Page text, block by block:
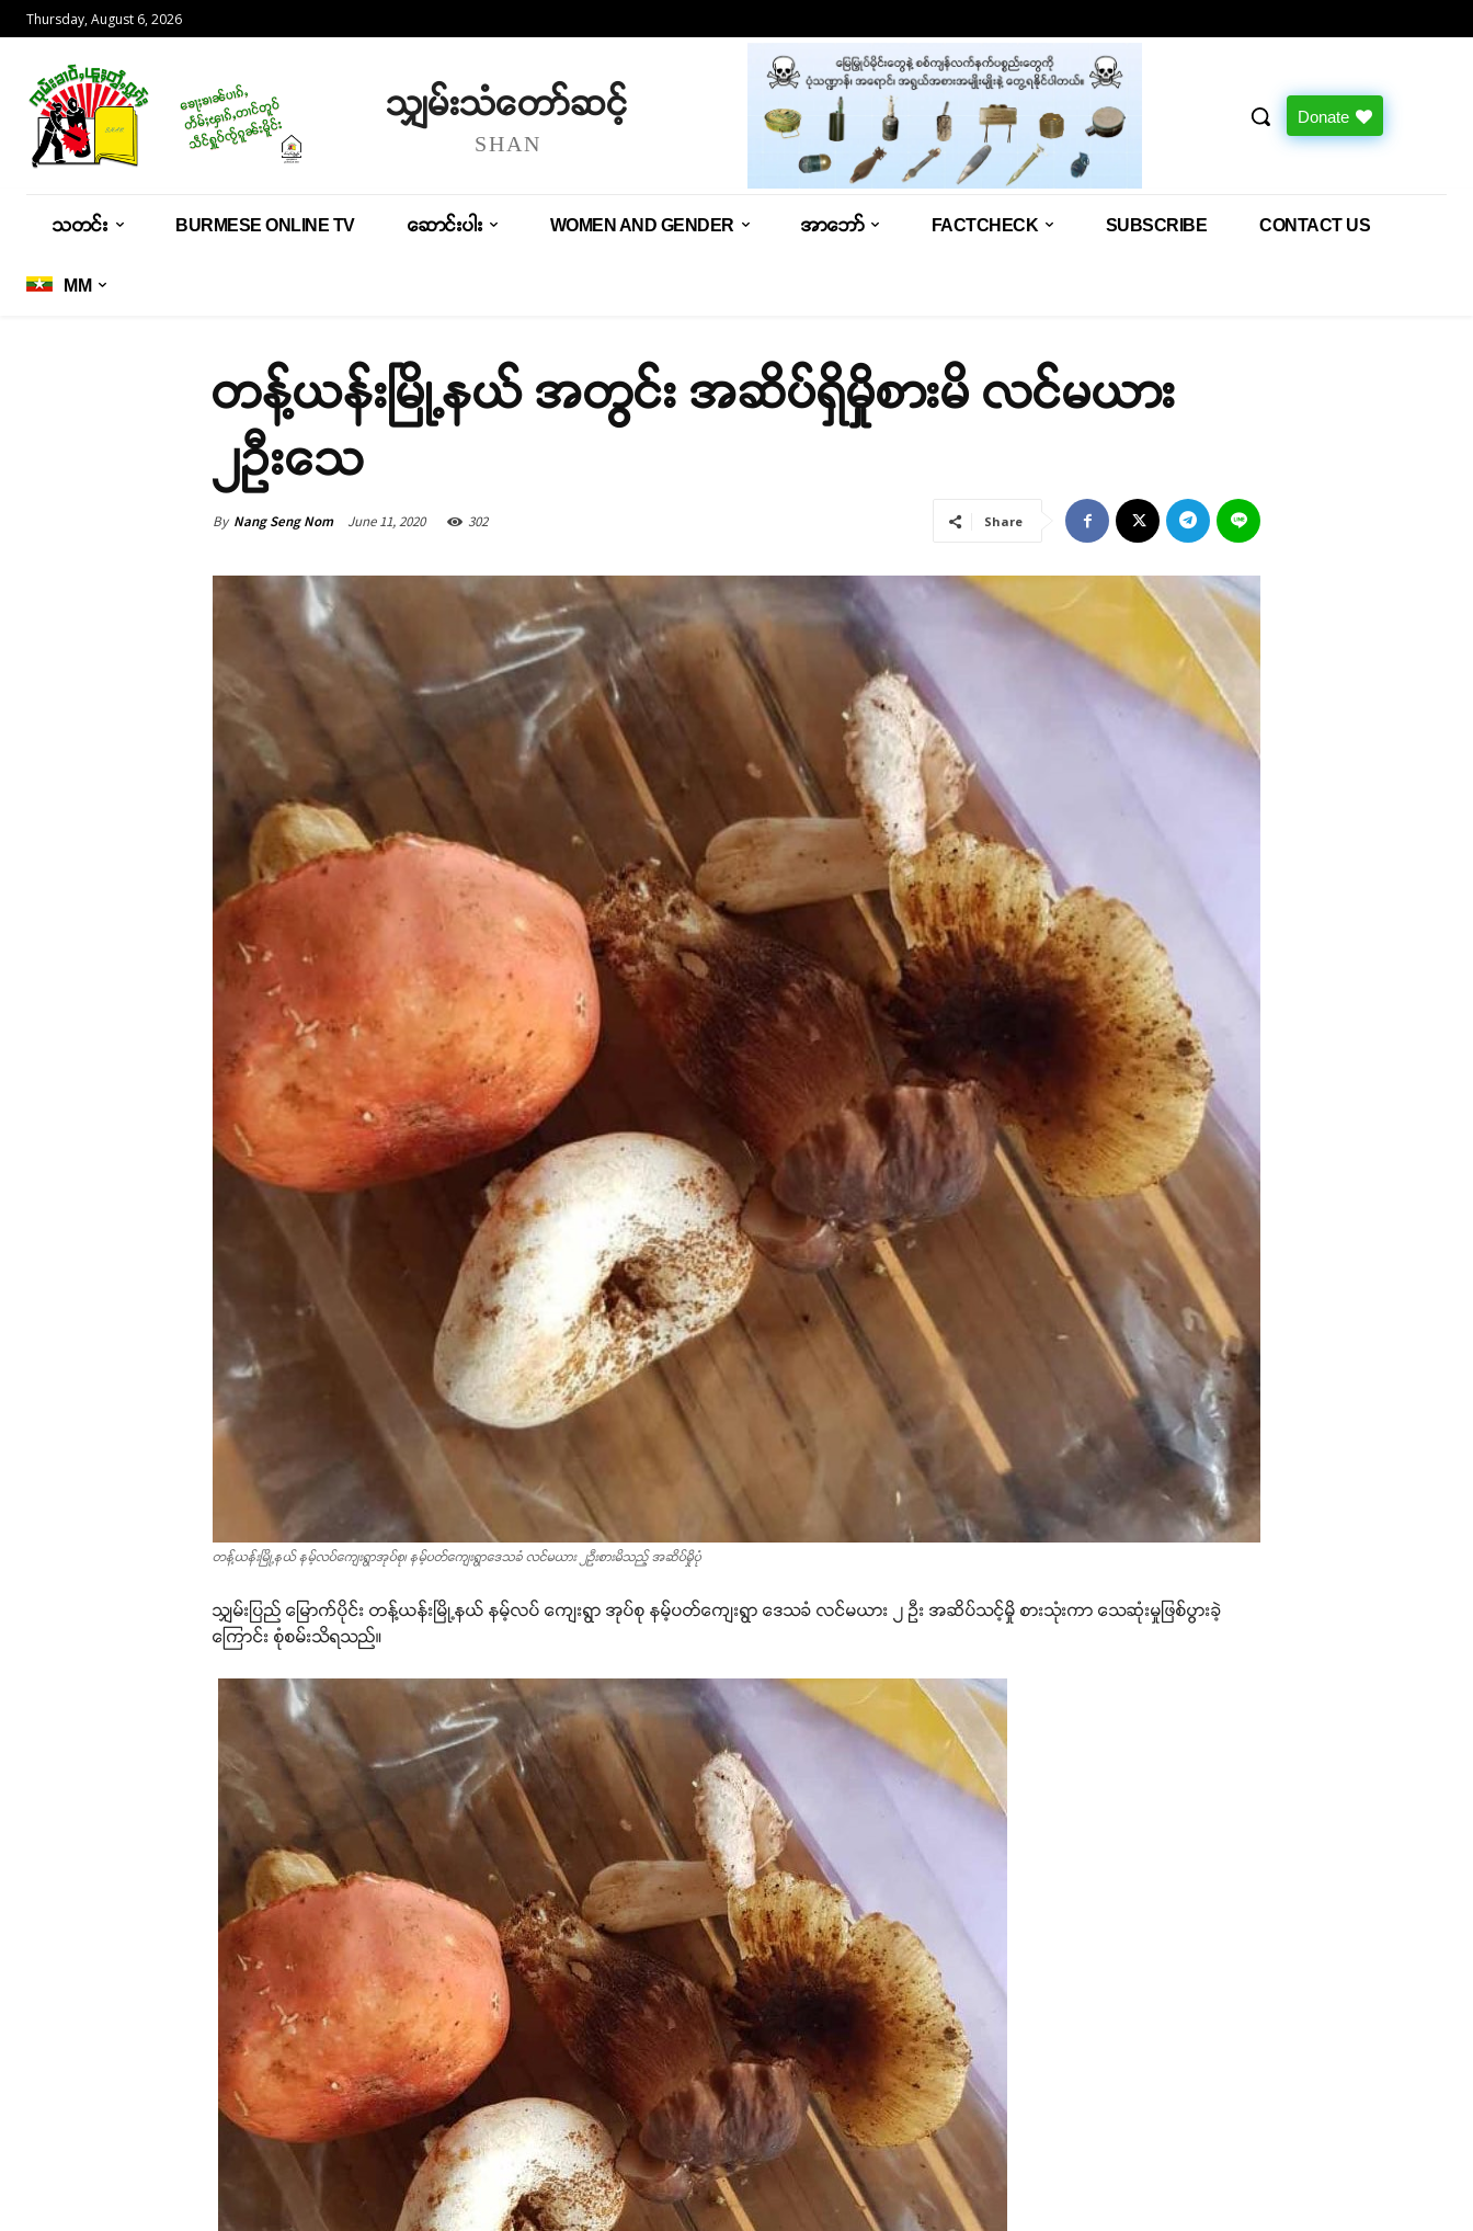
Thursday, August 6, 2026
သျှမ်းသံတော်ဆင့်
SHAN
Donate
သတင်း BURMESE ONLINE TV ဆောင်းပါး WOMEN AND GENDER အာဘော် FACTCHECK SUBSCRIBE CONTACT US
MM
တန့်ယန်းမြို့နယ် အတွင်း အဆိပ်ရှိမှိုစားမိ လင်မယား
၂ဦးသေ
By Nang Seng Nom June 11, 2020 302 Share
တန့်ယန်းမြို့နယ် နမ့်လပ်ကျေးရွာအုပ်စု၊ နမ့်ပတ်ကျေးရွာဒေသခံ လင်မယား ၂ဦးစားမိသည့် အဆိပ်မှိုပုံ
သျှမ်းပြည် မြောက်ပိုင်း တန့်ယန်းမြို့နယ် နမ့်လပ် ကျေးရွာ အုပ်စု နမ့်ပတ်ကျေးရွာ ဒေသခံ လင်မယား ၂ ဦး အဆိပ်သင့်မှို စားသုံးကာ သေဆုံးမှုဖြစ်ပွားခဲ့
ကြောင်း စုံစမ်းသိရသည်။